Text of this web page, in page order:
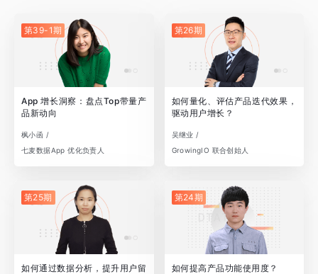
第39-1期
App 增长洞察：盘点Top带量产
品新动向
枫小函 /
七麦数据App 优化负责人
第26期
如何量化、评估产品迭代效果，
驱动用户增长？
吴继业 /
GrowingIO 联合创始人
第25期
如何通过数据分析，提升用户留
第24期
如何提高产品功能使用度？